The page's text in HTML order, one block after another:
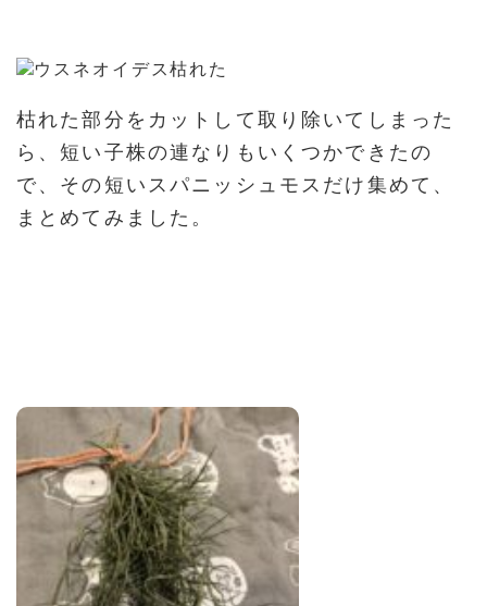
枯れた部分をカットして取り除いてしまった
ら、短い子株の連なりもいくつかできたの
で、その短いスパニッシュモスだけ集めて、
まとめてみました。